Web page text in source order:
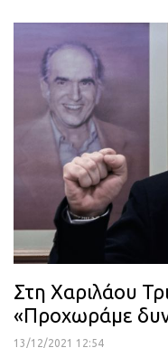
Στη Χαριλάου
«Προχωράμε
13/12/2021 12:54